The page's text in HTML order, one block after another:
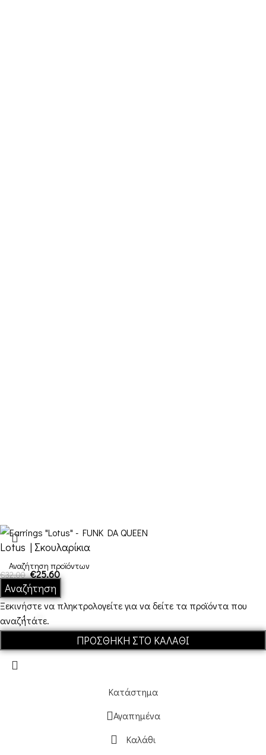
Αναζήτηση
Ξεκινήστε να πληκτρολογείτε για να δείτε τα προϊόντα που
αναζητάτε.
Lotus | Σκουλαρίκια
€32,00 €25,60
Σε απόθεμα
ΠΡΟΣΘΉΚΗ ΣΤΟ ΚΑΛΆΘΙ
Κατάστημα
Αγαπημένα
Καλάθι